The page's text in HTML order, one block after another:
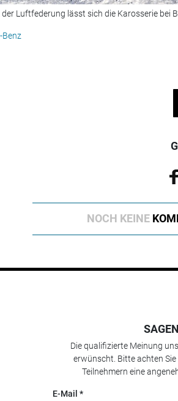
der Luftfederung lässt sich die Karosserie bei
Benz
NOCH KEINE
Die qualifizierte Meinung
erwünscht. Bitte achten
Teilnehmern eine
E-Mail